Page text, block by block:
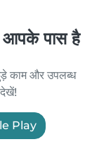
आपके पास है
काम और उपलब्ध
देखें!
Play